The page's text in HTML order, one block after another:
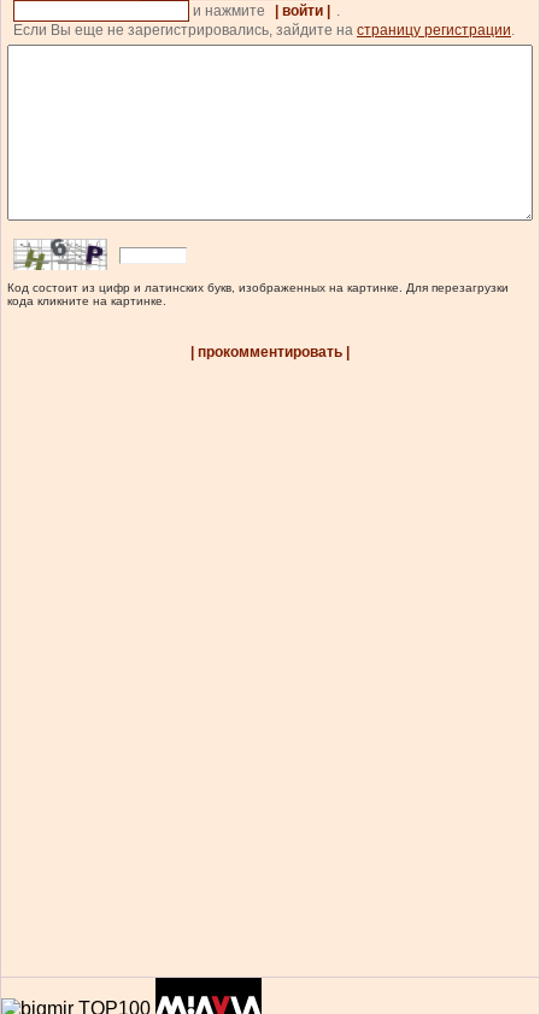
и нажмите
| войти |
.
Если Вы еще не зарегистрировались, зайдите на страницу регистрации.
Код состоит из цифр и латинских букв, изображенных на картинке. Для перезагрузки
кода кликните на картинке.
| прокомментировать |